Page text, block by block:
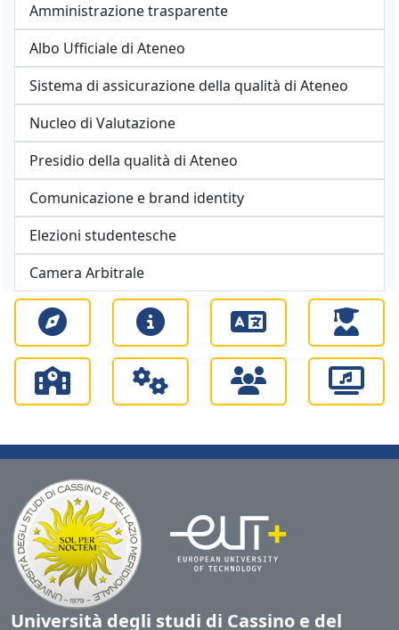
Amministrazione trasparente
Albo Ufficiale di Ateneo
Sistema di assicurazione della qualità di Ateneo
Nucleo di Valutazione
Presidio della qualità di Ateneo
Comunicazione e brand identity
Elezioni studentesche
Camera Arbitrale
Università degli studi di Cassino e del